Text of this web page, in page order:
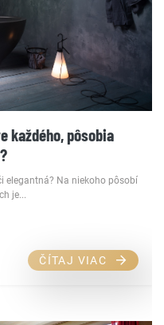
každého, pôsobia
elegantná? Na niekoho pôsobí
je...
ČÍTAJ VIAC